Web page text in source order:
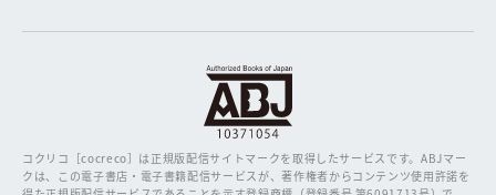
コクリコ［cocreco］は正規版配信サイトマークを取得したサービスです。ABJマー
クは、この電子書店・電子書籍配信サービスが、著作権者からコンテンツ使用許諾を